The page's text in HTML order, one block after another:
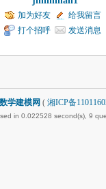
加为好友
给我留言
打个招呼
发送消息
数学建模网 ( 湘ICP备
in 0.022528 second(s), 9